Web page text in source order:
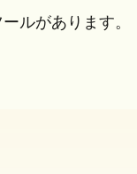
ルがあります。